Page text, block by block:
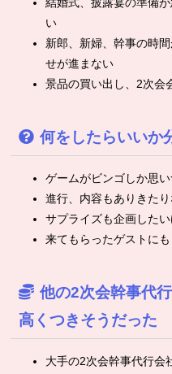
結婚式、披露宴の準備
い
新郎、新婦、幹事の時
せが進まない
景品の買い出し、2次会
何をしたらいいか
ゲームがビンゴしか思
進行、内容もありきた
サプライズも企画した
来てもらったゲストに
他の2次会幹事代
高くつきそうだった
大手の2次会幹事代行会